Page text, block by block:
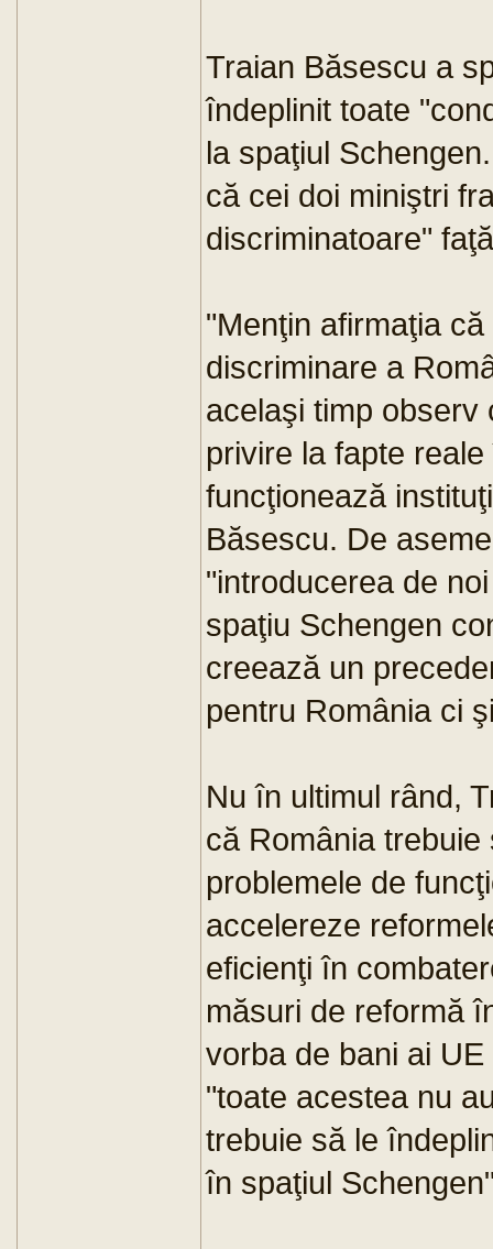
Traian Băsescu a
îndeplinit toate
la spaţiul
că cei doi miniştri
discriminatoare"
"Menţin afirmaţia
discriminare a
acelaşi timp observ
privire la fapte
funcţionează
Băsescu. De
"introducerea de
spaţiu Schengen
creează un
pentru România ci
Nu în ultimul rând,
că România
problemele de
accelereze
eficienţi în
măsuri de reformă
vorba de bani ai
"toate acestea nu
trebuie să le
în spaţiul